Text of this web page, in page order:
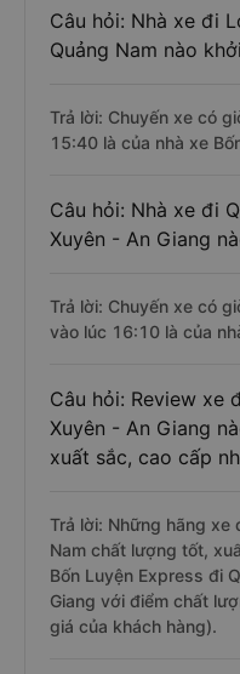
Câu hỏi: Nhà xe đi
Quảng Nam nào
Trả lời: Chuyến xe có
15:40 là của nhà xe
Câu hỏi: Nhà xe đi
Xuyên - An Giang
Trả lời: Chuyến xe có
vào lúc 16:10 là của
Câu hỏi: Review xe
Xuyên - An Giang
xuất sắc, cao cấp
Trả lời: Những hãng xe
Nam chất lượng tốt,
Bốn Luyện Express đi
Giang với điểm chất
giá của khách hàng).